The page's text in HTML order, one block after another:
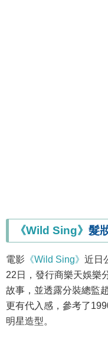
《Wild Sing》 髮
電影 《Wild Sing》 近日
22日，發行商樂天娛樂
故事，並透露分裝總監
更有代入感，參考了
明星造型。